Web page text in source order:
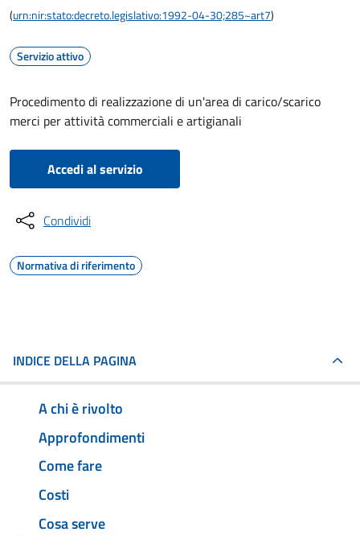
(urn:nir:stato:decreto.legislativo:1992-04-30;285~art7)
Servizio attivo
Procedimento di realizzazione di un'area di carico/scarico
merci per attività commerciali e artigianali
Accedi al servizio
Condividi
Normativa di riferimento
INDICE DELLA PAGINA
A chi è rivolto
Approfondimenti
Come fare
Costi
Cosa serve